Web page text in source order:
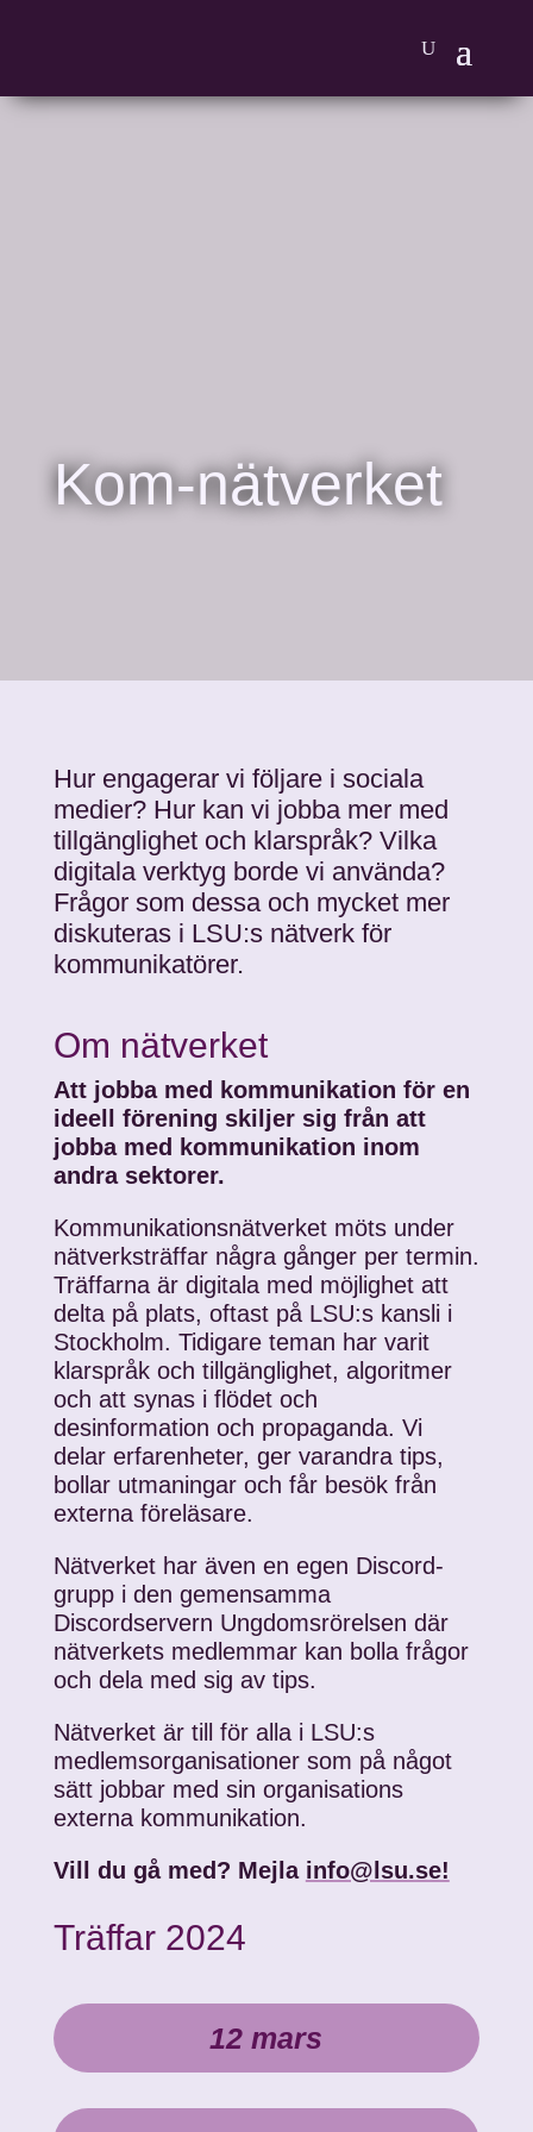
Kom-nätverket
Hur engagerar vi följare i sociala
medier? Hur kan vi jobba mer med
tillgänglighet och klarspråk? Vilka
digitala verktyg borde vi använda?
Frågor som dessa och mycket mer
diskuteras i LSU:s nätverk för
kommunikatörer.
Om nätverket
Att jobba med kommunikation för en
ideell förening skiljer sig från att
jobba med kommunikation inom
andra sektorer.
Kommunikationsnätverket möts under
nätverksträffar några gånger per termin.
Träffarna är digitala med möjlighet att
delta på plats, oftast på LSU:s kansli i
Stockholm. Tidigare teman har varit
klarspråk och tillgänglighet, algoritmer
och att synas i flödet och
desinformation och propaganda. Vi
delar erfarenheter, ger varandra tips,
bollar utmaningar och får besök från
externa föreläsare.
Nätverket har även en egen Discord-
grupp i den gemensamma
Discordservern Ungdomsrörelsen där
nätverkets medlemmar kan bolla frågor
och dela med sig av tips.
Nätverket är till för alla i LSU:s
medlemsorganisationer som på något
sätt jobbar med sin organisations
externa kommunikation.
Vill du gå med? Mejla info@lsu.se!
Träffar 2024
12 mars